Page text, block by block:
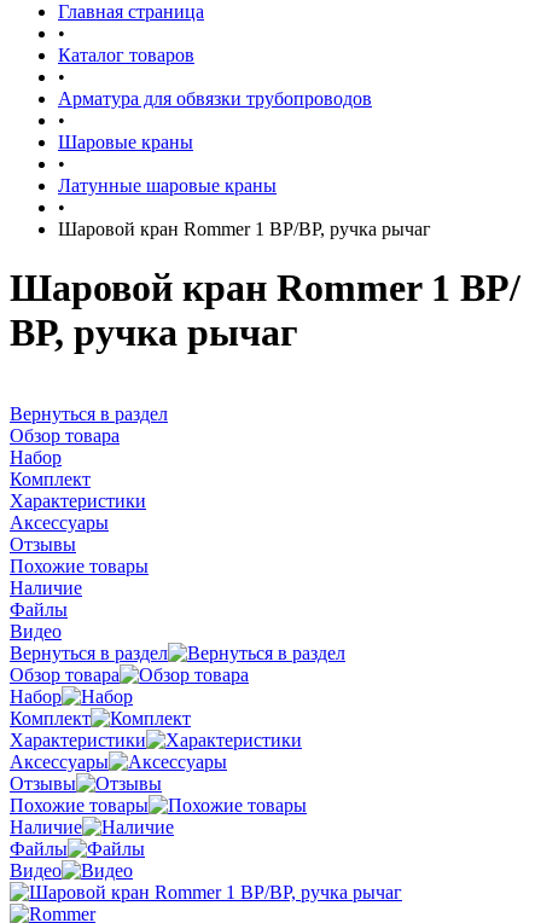
Главная страница
•
Каталог товаров
•
Арматура для обвязки трубопроводов
•
Шаровые краны
•
Латунные шаровые краны
•
Шаровой кран Rommer 1 ВР/ВР, ручка рычаг
Шаровой кран Rommer 1 ВР/
ВР, ручка рычаг
Вернуться в раздел
Обзор товара
Набор
Комплект
Характеристики
Аксессуары
Отзывы
Похожие товары
Наличие
Файлы
Видео
Вернуться в раздел
Обзор товара
Набор
Комплект
Характеристики
Аксессуары
Отзывы
Похожие товары
Наличие
Файлы
Видео